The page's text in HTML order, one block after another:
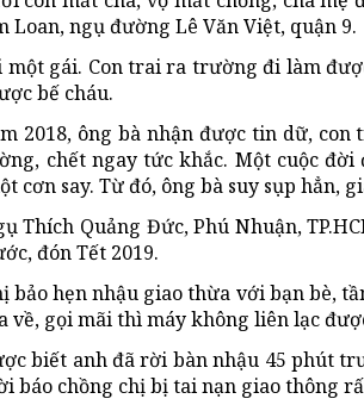
Loan, ngụ đường Lê Văn Việt, quận 9.
gái. Con trai ra trường đi làm
bế cháu.
2018, ông bà nhận được tin dữ,
chết ngay tức khắc. Một cuộc
cơn say. Từ đó, ông bà suy sụp hẳn,
Thích Quảng Đức, Phú Nhuận,
đón Tết 2019.
bảo hẹn nhậu giao thừa với bạn bè,
về, gọi mãi thì máy không liên lạc
biết anh đã rời bàn nhậu 45 phút
báo chồng chị bị tai nạn giao thông